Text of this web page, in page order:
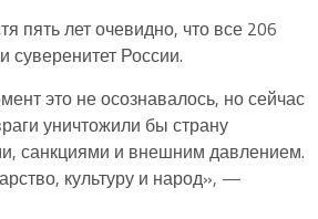
пять лет очевидно, что все 206
суверенитет России.
это не осознавалось, но сейчас
уничтожили бы страну
санкциями и внешним давлением.
культуру и народ», —